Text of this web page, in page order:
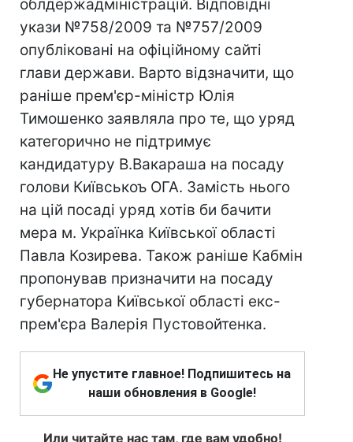
облдержадміністрацій. Відповідні
укази №758/2009 та №757/2009
опубліковані на офіційному сайті
глави держави. Варто відзначити, що
раніше прем'єр-міністр Юлія
Тимошенко заявляла про те, що уряд
категорично не підтримує
кандидатуру В.Вакараша на посаду
голови Київськоъ ОГА. Замість нього
на цій посаді уряд хотів би бачити
мера м. Українка Київської області
Павла Козирева. Також раніше Кабмін
пропонував призначити на посаду
губернатора Київської області екс-
прем'єра Валерія Пустовойтенка.
Не упустите главное! Подпишитесь на
наши обновления в Google!
Или читайте нас там, где вам удобно!